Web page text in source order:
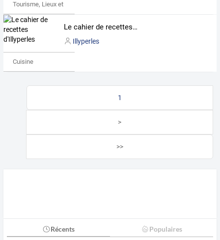
Tourisme, Lieux et Événements
Le cahier de recettes d'Illyperles
Illyperles
Cuisine
1
>
>>
Récents Populaires